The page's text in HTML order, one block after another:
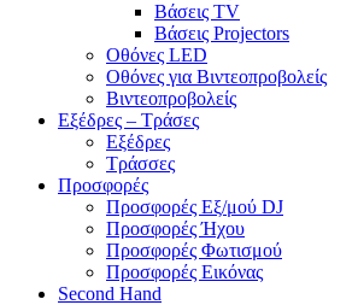
Βάσεις TV
Βάσεις Projectors
Οθόνες LED
Οθόνες για Βιντεοπροβολείς
Βιντεοπροβολείς
Εξέδρες – Τράσες
Εξέδρες
Τράσσες
Προσφορές
Προσφορές Εξ/μού DJ
Προσφορές Ήχου
Προσφορές Φωτισμού
Προσφορές Εικόνας
Second Hand